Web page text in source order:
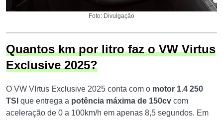
Foto: Divulgação
Quantos km por litro faz o VW Virtus
Exclusive 2025?
O VW VIrtus Exclusive 2025 conta com o motor 1.4 250
TSI que entrega a potência máxima de 150cv com
aceleração de 0 a 100km/h em apenas 8,5 segundos. Em